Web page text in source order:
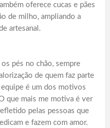
oferece cucas e pães
de milho, ampliando a
artesanal.
pés no chão, sempre
de quem faz parte
é um dos motivos
que mais me motiva é ver
pelas pessoas que
e fazem com amor.